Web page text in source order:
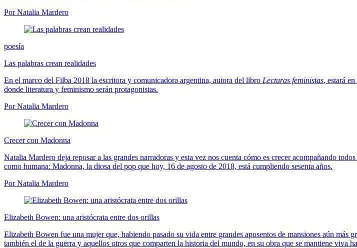
Por Natalia Mardero
poesía
Las palabras crean realidades
En el marco del Filba 2018 la escritora y comunicadora argentina, autora del libro Lecturas feministas, estará
donde literatura y feminismo serán protagonistas.
Por Natalia Mardero
Crecer con Madonna
Natalia Mardero deja reposar a las grandes narradoras y esta vez nos cuenta cómo es crecer acompañando
como humana: Madonna, la diosa del pop que hoy, 16 de agosto de 2018, está cumpliendo sesenta años.
Por Natalia Mardero
Elizabeth Bowen: una aristócrata entre dos orillas
Elizabeth Bowen fue una mujer que, habiendo pasado su vida entre grandes aposentos de mansiones aún
también el de la guerra y aquellos otros que comparten la historia del mundo, en su obra que se mantiene viva